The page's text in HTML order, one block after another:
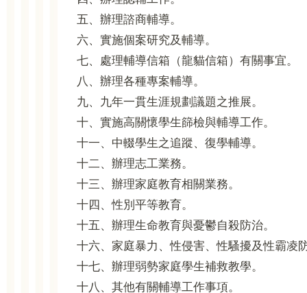
五、辦理諮商輔導。
六、實施個案研究及輔導。
七、處理輔導信箱（龍貓信箱）有關事宜。
八、辦理各種專案輔導。
九、九年一貫生涯規劃議題之推展。
十、實施高關懷學生篩檢與輔導工作。
十一、中輟學生之追蹤、復學輔導。
十二、辦理志工業務。
十三、辦理家庭教育相關業務。
十四、性別平等教育。
十五、辦理生命教育與憂鬱自殺防治。
十六、家庭暴力、性侵害、性騷擾及性霸凌
十七、辦理弱勢家庭學生補救教學。
十八、其他有關輔導工作事項。